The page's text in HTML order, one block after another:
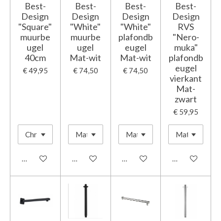
Best-
Design
"Square"
muurbe
ugel
40cm
€ 49,95
In winkelwagen
Best-
Design
"White"
muurbe
ugel
Mat-wit
€ 74,50
In winkelwagen
Best-
Design
"White"
plafondb
eugel
Mat-wit
€ 74,50
In winkelwagen
Best-
Design
RVS
"Nero-
muka"
plafondb
eugel
vierkant
Mat-
zwart
€ 59,95
In